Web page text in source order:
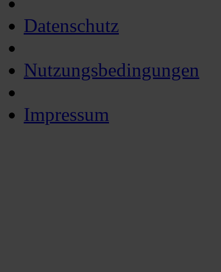
Datenschutz
Nutzungsbedingungen
Impressum